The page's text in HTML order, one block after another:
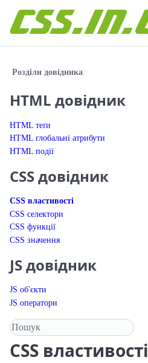
Розділи довідника
HTML довідник
HTML теґи
HTML глобальні атрибути
HTML події
CSS довідник
CSS властивості
CSS селектори
CSS функції
CSS значення
JS довідник
JS об'єкти
JS оператори
Пошук у довіднику
CSS властивості